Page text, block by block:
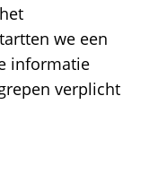
we een
informatie
verplicht